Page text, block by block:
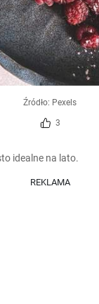
Źródło: Pexels
3
idealne na lato.
REKLAMA